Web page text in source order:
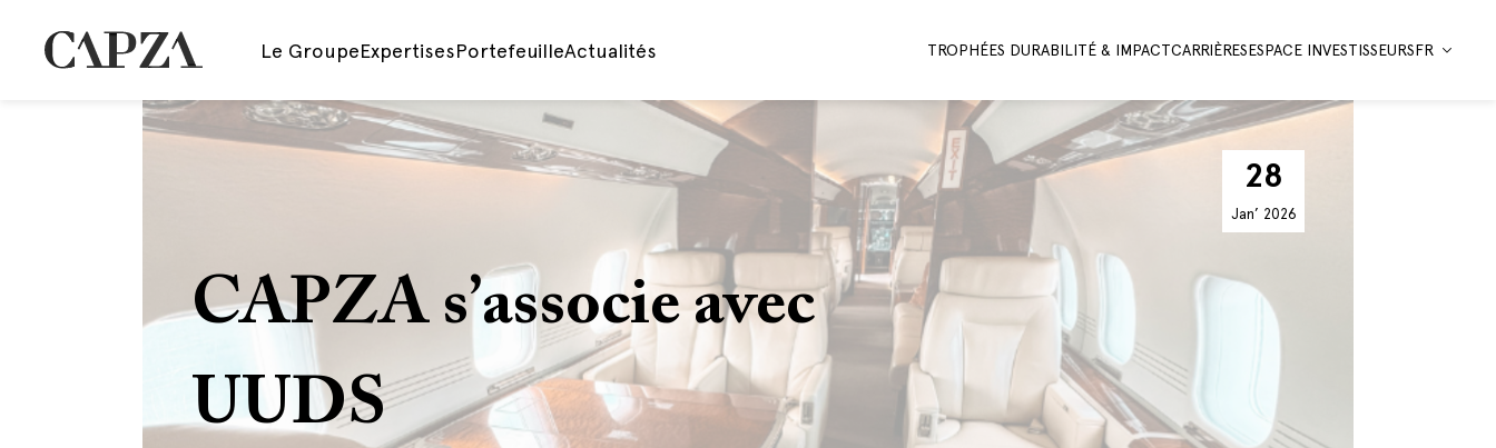
Le GroupeExpertisesPortefeuilleActualités TROPHÉES DURABILITÉ & IMPACTCARRIÈRESESPACE INVESTISSEURSFR
28
Jan’ 2026
CAPZA s’associe avec
UUDS